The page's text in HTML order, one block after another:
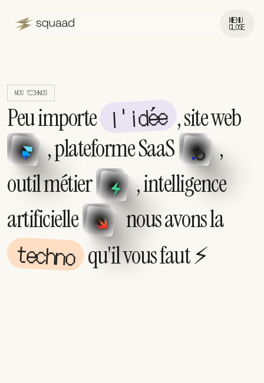
MENU
CLOSE
NOS TECHNOS
Peu importe l'idée , site web
, plateforme SaaS
,
outil métier
, intelligence
artificielle
nous avons la
techno qu'il vous faut ⚡